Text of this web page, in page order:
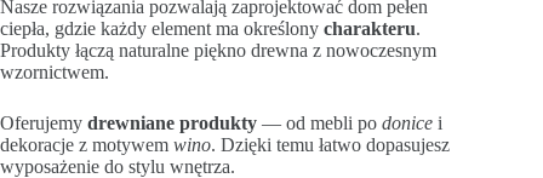
Nasze rozwiązania pozwalają zaprojektować dom pełen
ciepła, gdzie każdy element ma określony charakteru.
Produkty łączą naturalne piękno drewna z nowoczesnym
wzornictwem.
Oferujemy drewniane produkty — od mebli po donice i
dekoracje z motywem wino. Dzięki temu łatwo dopasujesz
wyposażenie do stylu wnętrza.